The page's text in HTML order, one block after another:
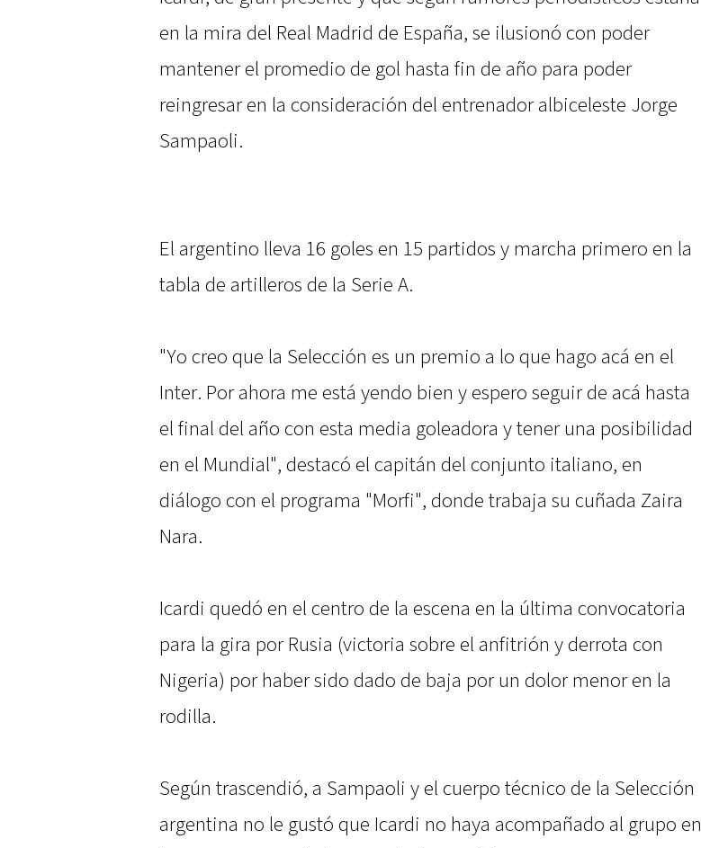
en la mira del Real Madrid de España, se ilusionó con poder
mantener el promedio de gol hasta fin de año para poder
reingresar en la consideración del entrenador albiceleste Jorge
Sampaoli.
El argentino lleva 16 goles en 15 partidos y marcha primero en la
tabla de artilleros de la Serie A.
"Yo creo que la Selección es un premio a lo que hago acá en el
Inter. Por ahora me está yendo bien y espero seguir de acá hasta
el final del año con esta media goleadora y tener una posibilidad
en el Mundial", destacó el capitán del conjunto italiano, en
diálogo con el programa "Morfi", donde trabaja su cuñada Zaira
Nara.
Icardi quedó en el centro de la escena en la última convocatoria
para la gira por Rusia (victoria sobre el anfitrión y derrota con
Nigeria) por haber sido dado de baja por un dolor menor en la
rodilla.
Según trascendió, a Sampaoli y el cuerpo técnico de la Selección
argentina no le gustó que Icardi no haya acompañado al grupo en